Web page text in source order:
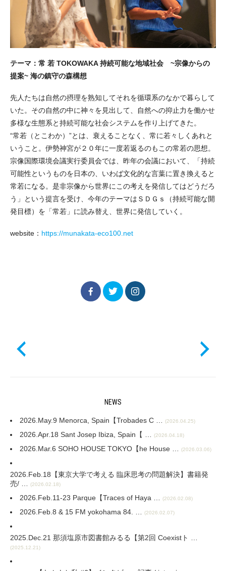
テーマ：常 若 TOKOWAKA 持続可能な地域社会 ~宗像からの
提案~ 海の鎮守の森構想
先人たちは自然の摂理を熟知してそれを循環系のなかで暮らして
いた。その自然の中に神々を見出して、自然への抑止力を働かせ
多様な生態系と持続可能な社会システムを作り上げてきた。
“常若（とこわか）”とは、衰えることなく、常に若々しくあれと
いうこと。伊勢神宮が２０年に一度若返るのもこの常若の思想。
宗像国際環境会議実行委員会では、昨年の会議において、「持続
可能性というものを日本の、いわば文化的な言葉に置き換えると
常若になる。是非宗像から世界にこの考えを発信してはどうだろ
う」という提言を受け、今年のテーマはＳＤＧｓ（持続可能な開
発目標）を「常若」に読み替え、世界に発信していく。
website： https://munakata-eco100.net
NEWS
2026.May.9 Menorca, Spain【Trobades C … (2026.04.25)
2026.Apr.18 Sant Josep Ibiza, Spain【 … (2026.04.18)
2026.Mar.6 SOHO HOUSE TOKYO【he House … (2026.03.06)
2026.Feb.18【東京大学で考える 臨床思考の問題解決】書籍発
売/ … (2026.02.18)
2026.Feb.11-23 Parque【Traces of Haya … (2026.02.08)
2026.Feb.8 & 15 FM yokohama 84. … (2026.02.07)
2025.Dec.21 那須塩原市図書館みるる【第2回 Coexistト …
(2025.12.21)